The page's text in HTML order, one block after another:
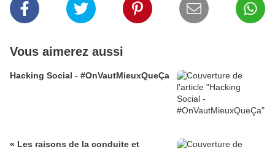
Vous aimerez aussi
Hacking Social - #OnVautMieuxQueÇa
« Les raisons de la conduite et